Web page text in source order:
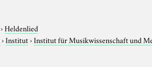
›Heldenlied
›Institut›Institut für Musikwissenschaft und